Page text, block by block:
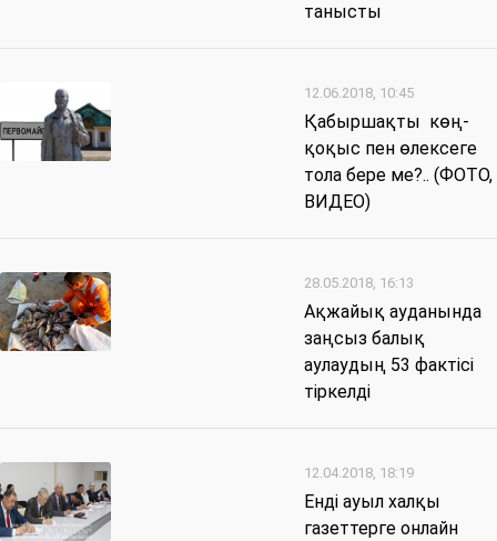
танысты
12.06.2018, 10:45
Қабыршақты көң-
қоқыс пен өлексеге
тола бере ме?.. (ФОТО,
ВИДЕО)
28.05.2018, 16:13
Ақжайық ауданында
заңсыз балық
аулаудың 53 фактісі
тіркелді
12.04.2018, 18:19
Енді ауыл халқы
газеттерге онлайн